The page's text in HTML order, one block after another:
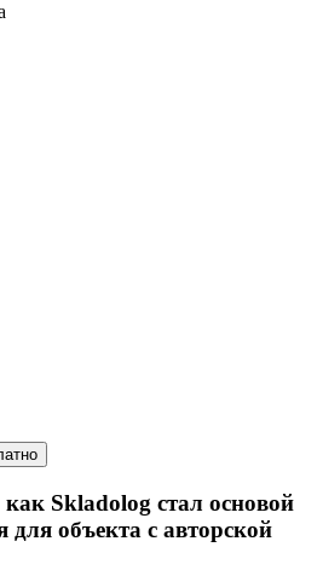
Skladolog стал основой
для объекта с авторской